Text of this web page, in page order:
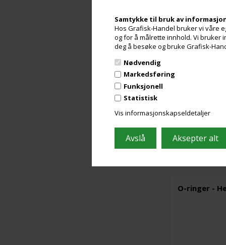
Samtykke til bruk av
Hos Grafisk-Handel bruker vi våre
og for å målrette innhold. Vi
deg å besøke og bruke Grafisk-
Nødvendig
Markedsføring
Funksjonell
Statistisk
Vis informasjonskapseldetaljer
O-ringer -
O-ringer -